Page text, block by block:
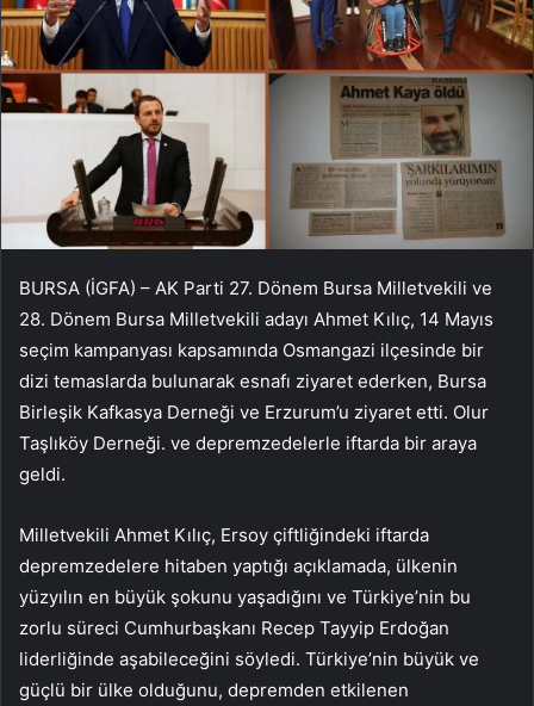
BURSA (İGFA) – AK Parti 27. Dönem Bursa Milletvekili ve
28. Dönem Bursa Milletvekili adayı Ahmet Kılıç, 14 Mayıs
seçim kampanyası kapsamında Osmangazi ilçesinde bir
dizi temaslarda bulunarak esnafı ziyaret ederken, Bursa
Birleşik Kafkasya Derneği ve Erzurum’u ziyaret etti. Olur
Taşlıköy Derneği. ve depremzedelerle iftarda bir araya
geldi.
Milletvekili Ahmet Kılıç, Ersoy çiftliğindeki iftarda
depremzedelere hitaben yaptığı açıklamada, ülkenin
yüzyılın en büyük şokunu yaşadığını ve Türkiye’nin bu
zorlu süreci Cumhurbaşkanı Recep Tayyip Erdoğan
liderliğinde aşabileceğini söyledi. Türkiye’nin büyük ve
güçlü bir ülke olduğunu, depremden etkilenen